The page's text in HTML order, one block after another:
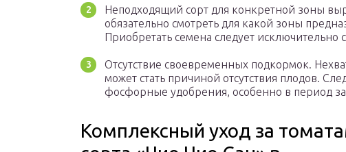
Неподходящий сорт для конкретной зоны
обязательно смотреть для какой зоны
Приобретать семена следует исключительно
Отсутствие своевременных подкормок.
может стать причиной отсутствия плодов.
фосфорные удобрения, особенно в период
Комплексный уход за